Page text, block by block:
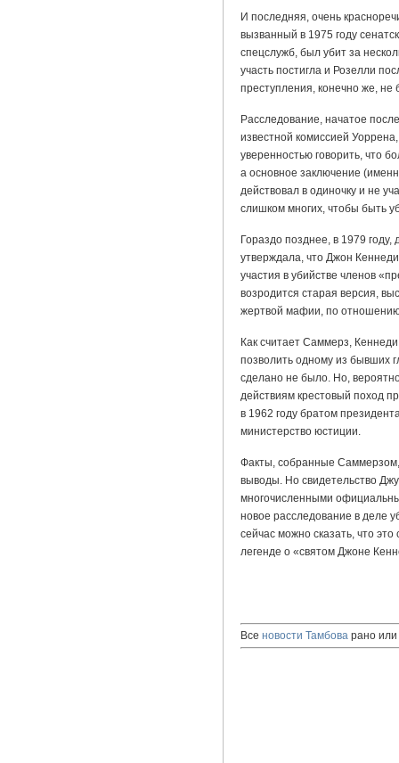
И последняя, очень
вызванный в 1975 году
спецслужб, был убит за
участь постигла и Розелли
преступления, конечно же,
Расследование, начатое
известной комиссией
уверенностью говорить, что
а основное заключение
действовал в одиночку и не
слишком многих, чтобы быть
Гораздо позднее, в 1979
утверждала, что Джон
участия в убийстве членов
возродится старая версия,
жертвой мафии, по отношению
Как считает Саммерз,
позволить одному из бывших
сделано не было. Но,
действиям крестовый поход
в 1962 году братом
министерство юстиции.
Факты, собранные
выводы. Но свидетельство
многочисленными
новое расследование в деле
сейчас можно сказать, что
легенде о «святом Джоне
Все новости Тамбова рано или